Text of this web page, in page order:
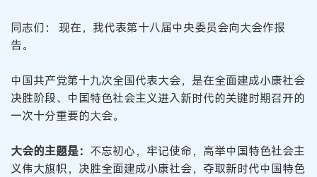
同志们： 现在，我代表第十八届中央委员会向大会作报
告。
中国共产党第十九次全国代表大会，是在全面建成小康社会
决胜阶段、中国特色社会主义进入新时代的关键时期召开的
一次十分重要的大会。
大会的主题是： 不忘初心，牢记使命，高举中国特色社会主
义伟大旗帜，决胜全面建成小康社会，夺取新时代中国特色